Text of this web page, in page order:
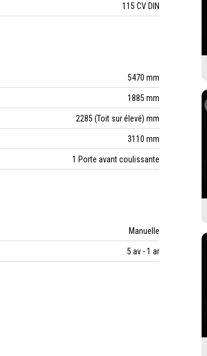
115 CV DIN
5470 mm
1885 mm
2285 (Toit sur élevé) mm
3110 mm
1 Porte avant coulissante
Manuelle
5 av - 1 ar